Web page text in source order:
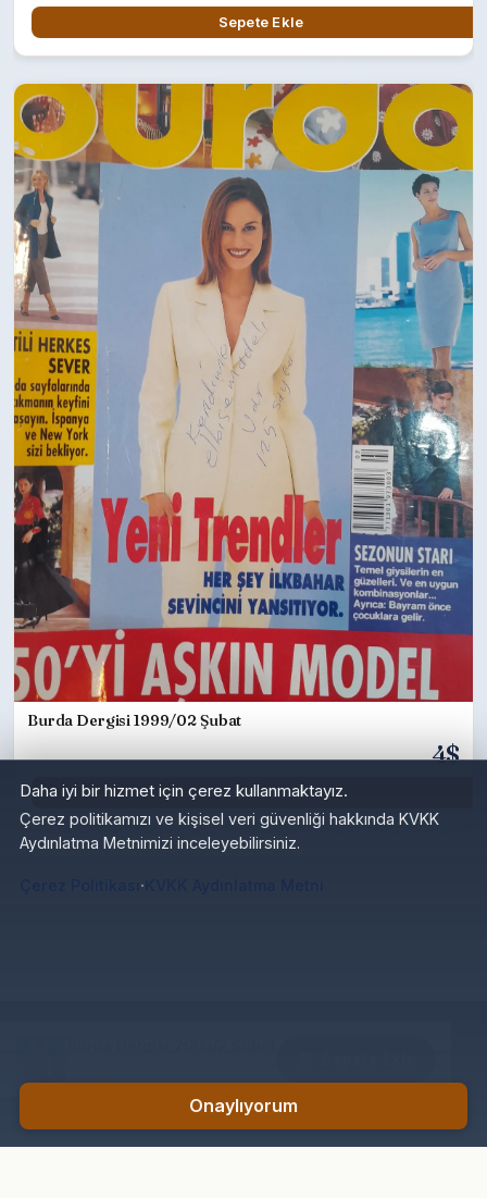
Sepete Ekle
Burda Dergisi 1999/02 Şubat
4$
Sepete Ekle
Daha iyi bir hizmet için çerez kullanmaktayız.
Çerez politikamızı ve kişisel veri güvenliği hakkında KVKK
Aydınlatma Metnimizi inceleyebilirsiniz.
·
Onaylıyorum